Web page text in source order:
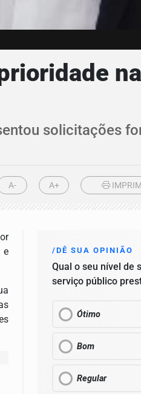
solicitações
A- A+
e
/DÊ SUA OPINIÃO
Qual o seu nível de
serviço público
Ótimo
Bom
Regular